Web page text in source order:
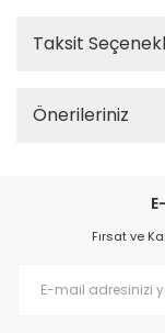
Taksit
Önerileriniz
Fırsat ve